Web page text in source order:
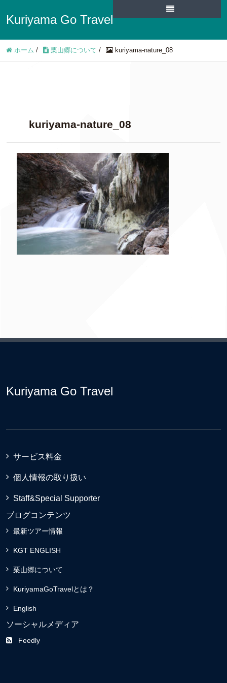
Kuriyama Go Travel
ホーム / 栗山郷について / kuriyama-nature_08
kuriyama-nature_08
Kuriyama Go Travel
サービス料金
個人情報の取り扱い
Staff&Special Supporter
ブログコンテンツ
最新ツアー情報
KGT ENGLISH
栗山郷について
KuriyamaGoTravelとは？
English
ソーシャルメディア
Feedly